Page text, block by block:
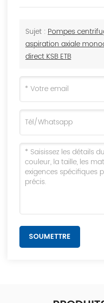
Sujet : Pompes
aspiration axiale
direct KSB ETB
SOUMETTRE